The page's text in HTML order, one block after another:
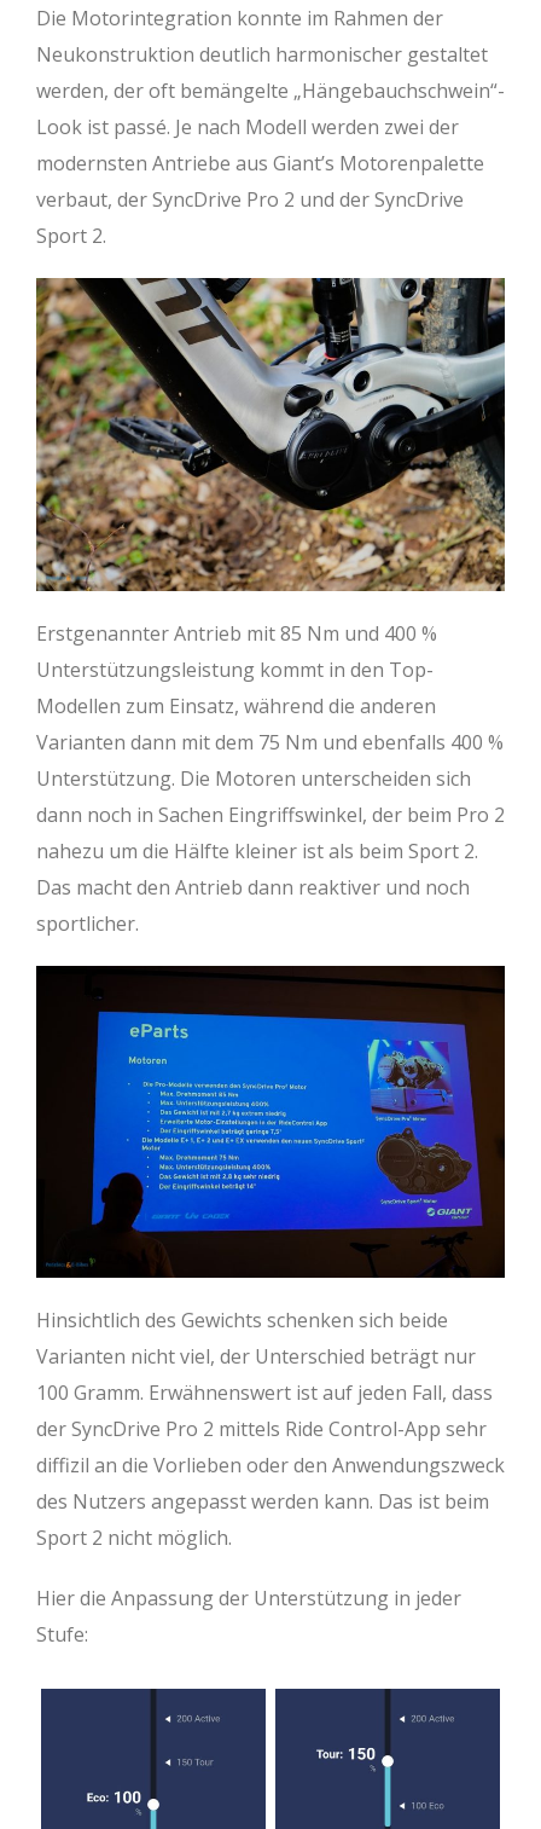
Stack (mm)
618 627 636
646
Radstand (mm)
1204 1233 1267 1301
Die Motorintegration konnte im Rahmen der
Neukonstruktion deutlich harmonischer gestaltet
werden, der oft bemängelte „Hängebauchschwein“-
Look ist passé. Je nach Modell werden zwei der
modernsten Antriebe aus Giant’s Motorenpalette
verbaut, der SyncDrive Pro 2 und der SyncDrive
Sport 2.
Erstgenannter Antrieb mit 85 Nm und 400 %
Unterstützungsleistung kommt in den Top-
Modellen zum Einsatz, während die anderen
Varianten dann mit dem 75 Nm und ebenfalls 400 %
Unterstützung. Die Motoren unterscheiden sich
dann noch in Sachen Eingriffswinkel, der beim Pro 2
nahezu um die Hälfte kleiner ist als beim Sport 2.
Das macht den Antrieb dann reaktiver und noch
sportlicher.
Hinsichtlich des Gewichts schenken sich beide
Varianten nicht viel, der Unterschied beträgt nur
100 Gramm. Erwähnenswert ist auf jeden Fall, dass
der SyncDrive Pro 2 mittels Ride Control-App sehr
diffizil an die Vorlieben oder den Anwendungszweck
des Nutzers angepasst werden kann. Das ist beim
Sport 2 nicht möglich.
Hier die Anpassung der Unterstützung in jeder
Stufe: